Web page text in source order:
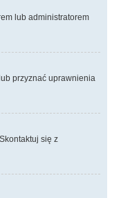
lub administratorem
przyznać uprawnienia
się z